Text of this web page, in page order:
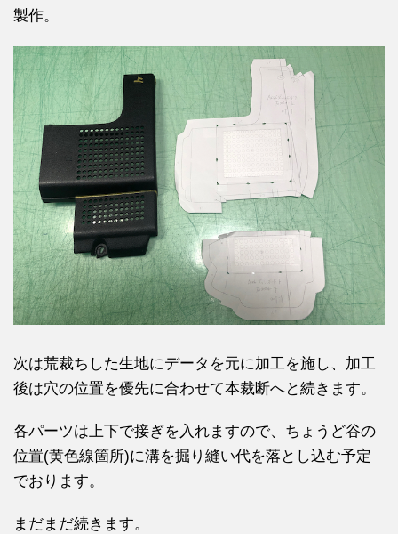
製作。
次は荒裁ちした生地にデータを元に加工を施し、加工
後は穴の位置を優先に合わせて本裁断へと続きます。
各パーツは上下で接ぎを入れますので、ちょうど谷の
位置(黄色線箇所)に溝を掘り縫い代を落とし込む予定
でおります。
まだまだ続きます。